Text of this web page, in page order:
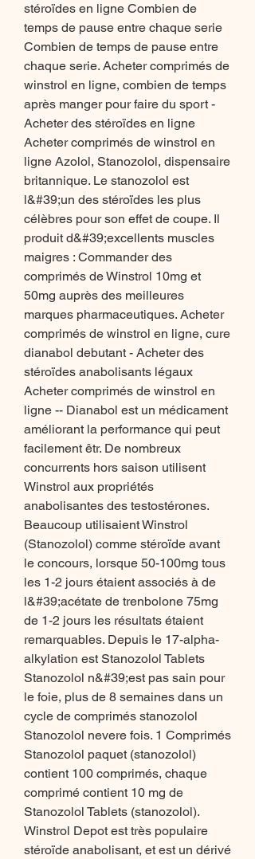
stéroïdes en ligne Combien de
temps de pause entre chaque serie
Combien de temps de pause entre
chaque serie. Acheter comprimés de
winstrol en ligne, combien de temps
après manger pour faire du sport -
Acheter des stéroïdes en ligne
Acheter comprimés de winstrol en
ligne Azolol, Stanozolol, dispensaire
britannique. Le stanozolol est
l&#39;un des stéroïdes les plus
célèbres pour son effet de coupe. Il
produit d&#39;excellents muscles
maigres : Commander des
comprimés de Winstrol 10mg et
50mg auprès des meilleures
marques pharmaceutiques. Acheter
comprimés de winstrol en ligne, cure
dianabol debutant - Acheter des
stéroïdes anabolisants légaux
Acheter comprimés de winstrol en
ligne -- Dianabol est un médicament
améliorant la performance qui peut
facilement êtr. De nombreux
concurrents hors saison utilisent
Winstrol aux propriétés
anabolisantes des testostérones.
Beaucoup utilisaient Winstrol
(Stanozolol) comme stéroïde avant
le concours, lorsque 50-100mg tous
les 1-2 jours étaient associés à de
l&#39;acétate de trenbolone 75mg
de 1-2 jours les résultats étaient
remarquables. Depuis le 17-alpha-
alkylation est Stanozolol Tablets
Stanozolol n&#39;est pas sain pour
le foie, plus de 8 semaines dans un
cycle de comprimés stanozolol
Stanozolol nevere fois. 1 Comprimés
Stanozolol paquet (stanozolol)
contient 100 comprimés, chaque
comprimé contient 10 mg de
Stanozolol Tablets (stanozolol).
Winstrol Depot est très populaire
stéroïde anabolisant, et est un dérivé